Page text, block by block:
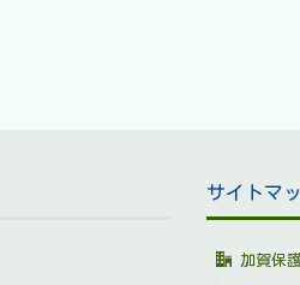
サイトマ
加賀保